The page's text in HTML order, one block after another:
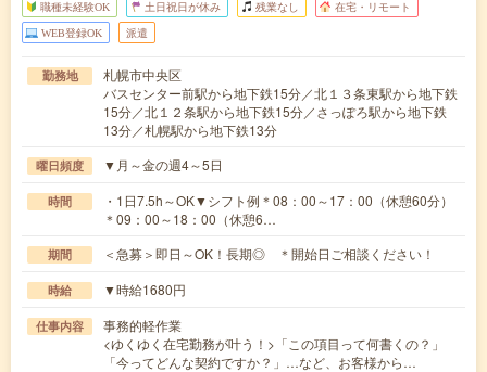
職種未経験OK 土日祝日が休み 残業なし 在宅・リモート
WEB登録OK 派遣
勤務地
札幌市中央区
バスセンター前駅から地下鉄15分／北１３条東駅から地下鉄
15分／北１２条駅から地下鉄15分／さっぽろ駅から地下鉄
13分／札幌駅から地下鉄13分
曜日頻度 ▼月～金の週4～5日
時間
・1日7.5h～OK▼シフト例＊08：00～17：00（休憩60分）
＊09：00～18：00（休憩6…
期間 ＜急募＞即日～OK！長期◎ ＊開始日ご相談ください！
時給 ▼時給1680円
仕事内容
事務的軽作業
<ゆくゆく在宅勤務が叶う！>「この項目って何書くの？」
「今ってどんな契約ですか？」…など、お客様から…